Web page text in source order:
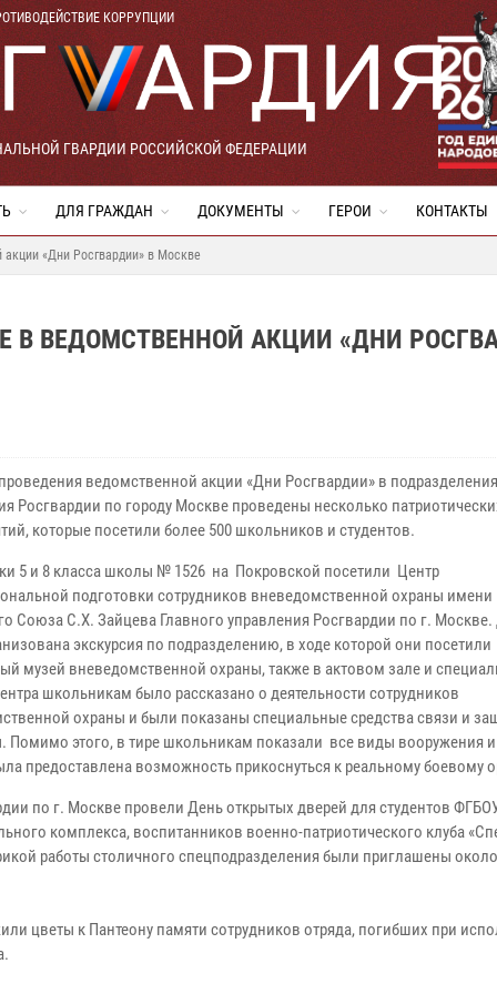
КОРРУПЦИИ
ГВАРДИИ РОССИЙСКОЙ ФЕДЕРАЦИИ
ДЛЯ ГРАЖДАН ДОКУМЕНТЫ ГЕРОИ КОНТАКТЫ
«Дни Росгвардии» в Москве
В ВЕДОМСТВЕННОЙ АКЦИИ «ДНИ
ведомственной акции «Дни Росгвардии» в
Росгвардии по городу Москве проведены несколько
которые посетили более 500 школьников и студентов.
5 и 8 класса школы № 1526 на Покровской посетили Центр
подготовки сотрудников вневедомственной охраны имени
Союза С.Х. Зайцева Главного управления Росгвардии по г. Москве.
экскурсия по подразделению, в ходе которой они посетили
музей вневедомственной охраны, также в актовом зале и
школьникам было рассказано о деятельности сотрудников
охраны и были показаны специальные средства связи и
этого, в тире школьникам показали все виды вооружения и
предоставлена возможность прикоснуться к реальному боевому
по г. Москве провели День открытых дверей для студентов
комплекса, воспитанников военно-патриотического клуба
работы столичного спецподразделения были приглашены
цветы к Пантеону памяти сотрудников отряда, погибших при